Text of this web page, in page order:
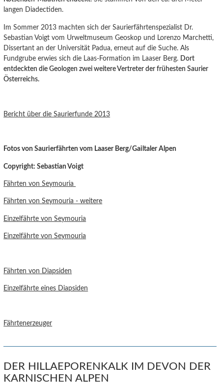
langen Diadectiden.
Im Sommer 2013 machten sich der Saurierfährtenspezialist Dr.
Sebastian Voigt vom Urweltmuseum Geoskop und Lorenzo Marchetti,
Dissertant an der Universität Padua, erneut auf die Suche. Als
Fundgrube erwies sich die Laas-Formation im Laaser Berg. Dort
entdeckten die Geologen zwei weitere Vertreter der frühesten Saurier
Österreichs.
Bericht über die Saurierfunde 2013
Fotos von Saurierfährten vom Laaser Berg/Gailtaler Alpen
Copyright: Sebastian Voigt
Fährten von Seymouria
Fährten von Seymouria - weitere
Einzelfährte von Seymouria
Einzelfährte von Seymouria
Fährten von Diapsiden
Einzelfährte eines Diapsiden
Fährtenerzeuger
DER HILLAEPORENKALK IM DEVON DER
KARNISCHEN ALPEN